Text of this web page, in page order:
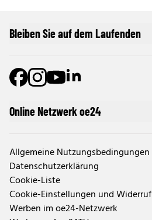
Online Netzwerk oe24
Allgemeine Nutzungsbedingungen
Datenschutzerklärung
Cookie-Liste
Cookie-Einstellungen und Widerruf
Werben im oe24-Netzwerk
Bleiben Sie auf dem Laufenden